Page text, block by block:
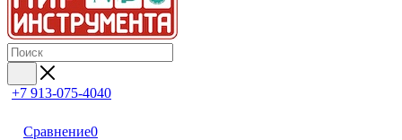
+7 913-075-4040
Сравнение0